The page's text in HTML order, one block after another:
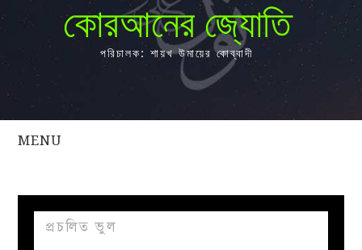
কোরআনের জ্যোতি
পরিচালক: শায়খ উমায়ের কোব্বাদী
MENU
সকল
প্রবন্ধ
প্রচলিত ভুল